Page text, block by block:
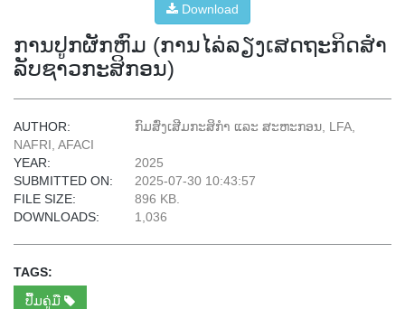
Download
ການປູກຜັກຫົມ (ການໄລ່ລຽງເສດຖະກິດສໍາ
ລັບຊາວກະສິກອນ)
AUTHOR:
ກົມສົ່ງເສີມກະສິກຳ ແລະ ສະຫະກອນ, LFA,
NAFRI, AFACI
YEAR:
2025
SUBMITTED ON:
2025-07-30 10:43:57
FILE SIZE:
896 KB.
DOWNLOADS:
1,036
TAGS:
ປື້ມຄູ່ມື